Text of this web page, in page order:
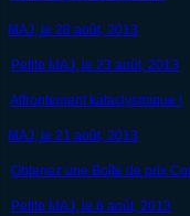
MAJ, le 28 août, 2013
Petite MAJ, le 23 août, 2013
Affrontement kataclysmique !
MAJ, le 21 août, 2013
Obtenez une Boîte de prix
Petite MAJ, le 6 août, 2013